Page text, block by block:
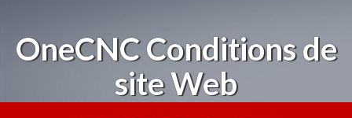
OneCNCConditions de
site Web